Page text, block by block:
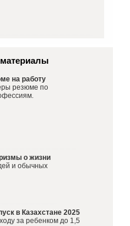
на работу
резюме по
о жизни
и обычных
в Казахстане 2025
за ребенком до 1,5